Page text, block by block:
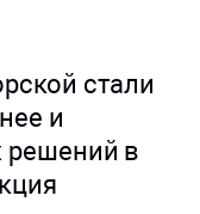
стали
и
решений в